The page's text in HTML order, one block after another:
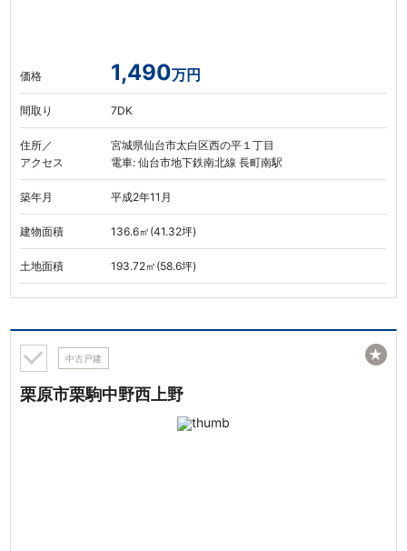
価格 1,490万円
間取り 7DK
住所／
アクセス
宮城県仙台市太白区西の平１丁目
電車: 仙台市地下鉄南北線 長町南駅
築年月 平成2年11月
建物面積 136.6㎡(41.32坪)
土地面積 193.72㎡(58.6坪)
中古戸建
栗原市栗駒中野西上野
★